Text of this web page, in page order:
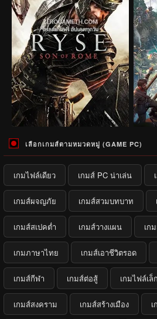
เลือกเกมส์ตามหมวดหมู่ (GAME PC)
เกมไฟล์เดียว เกมส์ PC น่าเล่น
เกมส์ผจญภัย เกมส์สวมบทบาท
เกมส์สเปคต่ำ เกมส์วางแผน เก
เกมภาษาไทย เกมส์เอาชีวิตรอด
เกมส์กีฬา เกมส์ต่อสู้ เกมไฟล์เล็ก
เกมส์สงคราม เกมส์สร้างเมือง